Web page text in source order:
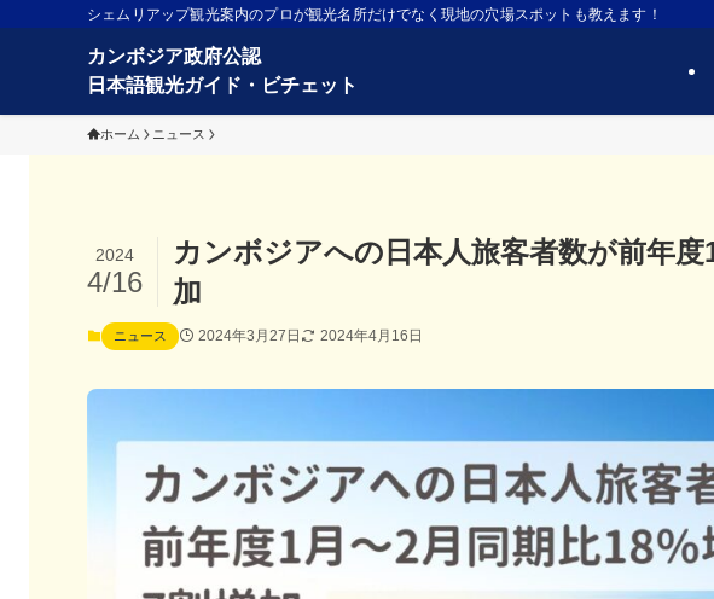
シェムリアップ観光案内のプロが観光名所だけでなく現地の穴場スポットも教えます！
ホーム ニュース
カンボジアへの日本人旅客者数が前年
加
2024
4/16
ニュース 2024年3月27日 2024年4月16日